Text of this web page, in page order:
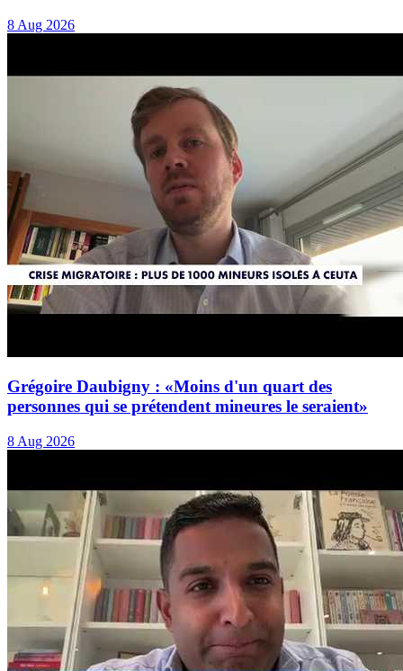
8 Aug 2026
Grégoire Daubigny : «Moins d'un quart des
personnes qui se prétendent mineures le seraient»
8 Aug 2026